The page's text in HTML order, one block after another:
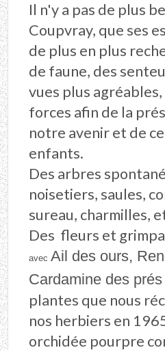
Il n'y a pas de plus
Coupvray, que ses
de plus en plus
de faune, des
vues plus agréables,
forces afin de la
notre avenir et de
enfants.
Des arbres
noisetiers, saules,
sureau, charmilles,
Des fleurs et
avecAil des ours,
Cardamine des
plantes que nous
nos herbiers en
orchidée pourpre